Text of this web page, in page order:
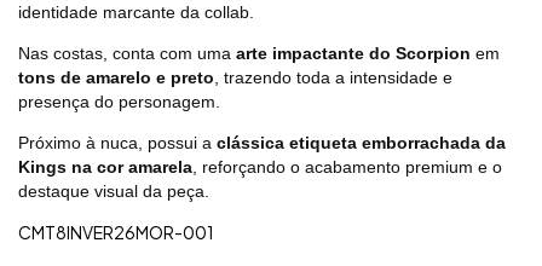
identidade marcante da collab.
Nas costas, conta com uma arte impactante do Scorpion em
tons de amarelo e preto, trazendo toda a intensidade e
presença do personagem.
Próximo à nuca, possui a clássica etiqueta emborrachada da
Kings na cor amarela, reforçando o acabamento premium e o
destaque visual da peça.
CMT8INVER26MOR-001